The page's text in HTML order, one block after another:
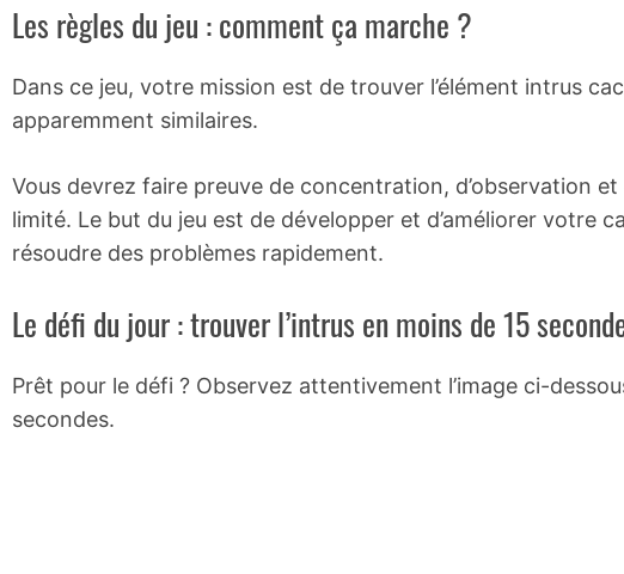
Les règles du jeu : comment ça marche ?
Dans ce jeu, votre mission est de trouver l’élément intrus
apparemment similaires.
Vous devrez faire preuve de concentration, d’observation
limité. Le but du jeu est de développer et d’améliorer votre
résoudre des problèmes rapidement.
Le défi du jour : trouver l’intrus en moins de 15
Prêt pour le défi ? Observez attentivement l’image ci-
secondes.